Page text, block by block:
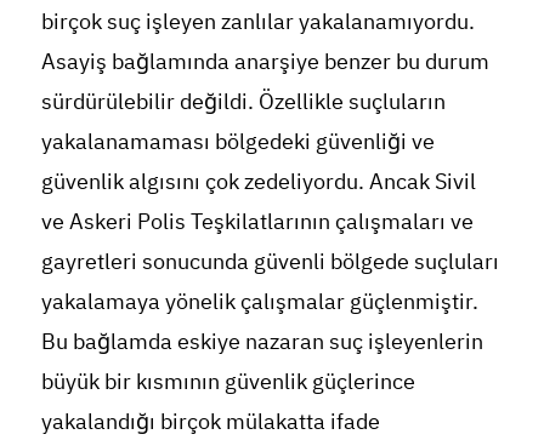
birçok suç işleyen zanlılar yakalanamıyordu.
Asayiş bağlamında anarşiye benzer bu durum
sürdürülebilir değildi. Özellikle suçluların
yakalanamaması bölgedeki güvenliği ve
güvenlik algısını çok zedeliyordu. Ancak Sivil
ve Askeri Polis Teşkilatlarının çalışmaları ve
gayretleri sonucunda güvenli bölgede suçluları
yakalamaya yönelik çalışmalar güçlenmiştir.
Bu bağlamda eskiye nazaran suç işleyenlerin
büyük bir kısmının güvenlik güçlerince
yakalandığı birçok mülakatta ifade